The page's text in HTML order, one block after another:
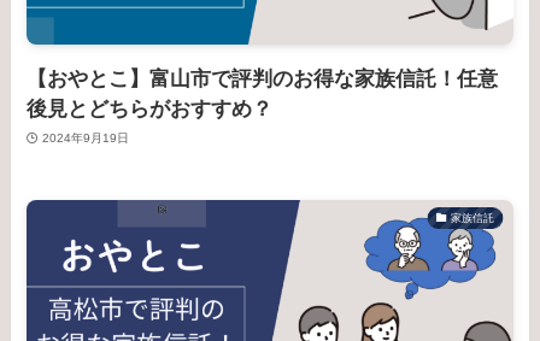
【おやとこ】富山市で評判のお得な家族信託！任意
後見とどちらがおすすめ？
2024年9月19日
家族信託